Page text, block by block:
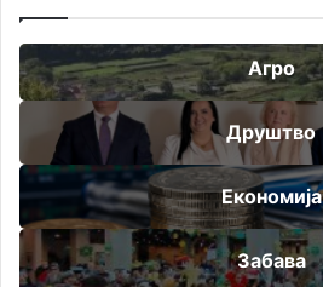
Агро
Друштво
Економија
Забава